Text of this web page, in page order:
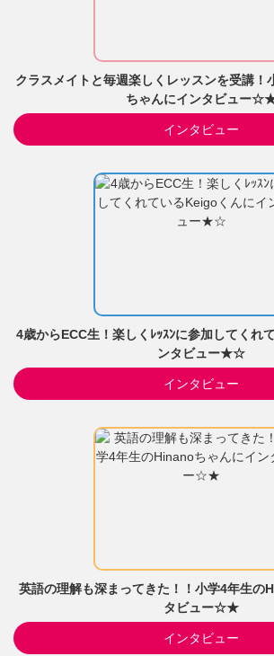
クラスメイトと毎週楽しくレッスンを受講
ちゃんにインタビュー
インタビュー
4歳からECC生！楽しくﾚｯｽﾝに参加してくれ
ンタビュー★☆
インタビュー
英語の理解も深まってきた！！小学4年生の
タビュー☆★
インタビュー